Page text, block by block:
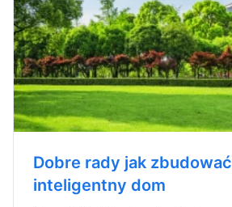
Dobre rady jak zbudować
inteligentny dom